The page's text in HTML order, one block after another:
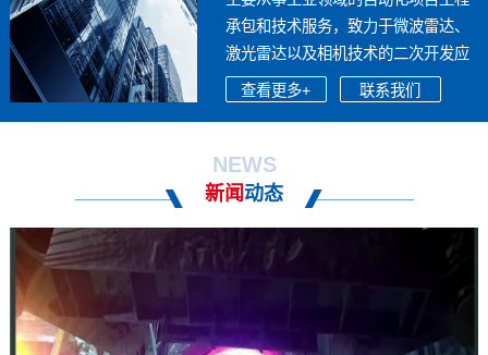
承包和技术服务，致力于微波雷达、
激光雷达以及相机技术的二次开发应
用，...
查看更多+ 联系我们
NEWS
新闻 动态